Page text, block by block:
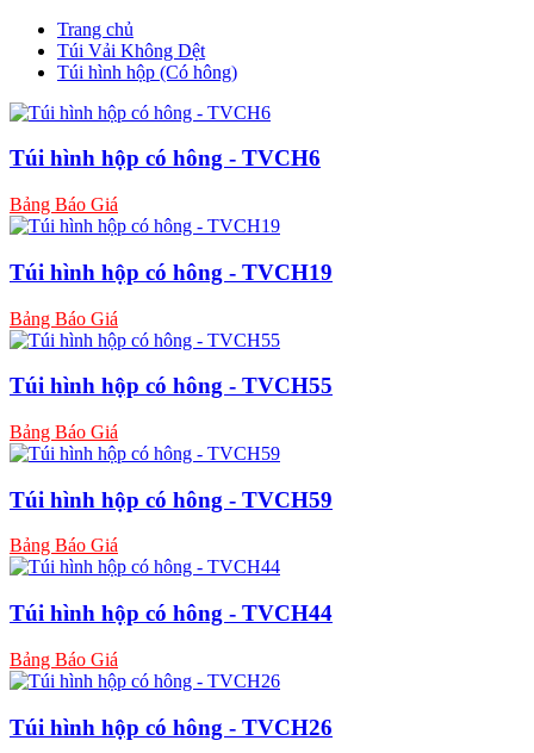
Trang chủ
Túi Vải Không Dệt
Túi hình hộp (Có hông)
Túi hình hộp có hông - TVCH6
Bảng Báo Giá
Túi hình hộp có hông - TVCH19
Bảng Báo Giá
Túi hình hộp có hông - TVCH55
Bảng Báo Giá
Túi hình hộp có hông - TVCH59
Bảng Báo Giá
Túi hình hộp có hông - TVCH44
Bảng Báo Giá
Túi hình hộp có hông - TVCH26